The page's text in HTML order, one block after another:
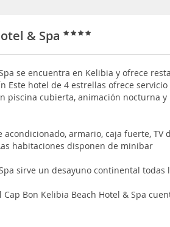
& Spa
se encuentra en Kelibia y ofrece
Este hotel de 4 estrellas ofrece
piscina cubierta, animación nocturna y
armario, caja fuerte, TV
habitaciones disponen de minibar
sirve un desayuno continental todas
Bon Kelibia Beach Hotel & Spa